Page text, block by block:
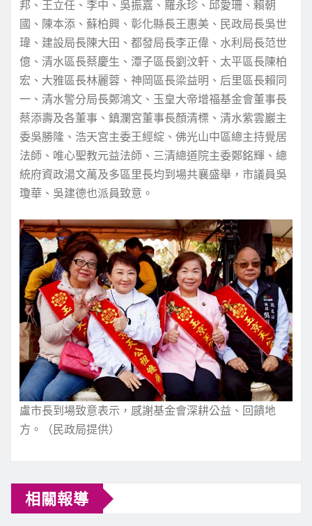
邦、王立任、李中、吳振嘉、羅永珍、邱愛珊、賴朝
國、陳本添、蘇柏興、彰化縣長王惠美、民政局長吳世
瑋、建設局長陳大田、都發局長李正偉、水利局長范世
億、清水區長蔡慶生、潭子區長劉汶軒、太平區長陳柏
宏、大雅區長林麗蓉、神岡區長梁益明、后里區長賴同
一、清水警分局長鄭鴻文、玉皇大帝增福基金會董事長
蔡添壽及各董事、鎮瀾宮董事長顏清標、清水紫雲巖主
委吳勝隆、浩天宮主委王經綻、佛光山中區總主持覺居
法師、唯心聖教元益法師、三清總道院主委鄭銘輝、總
統府資政湯文萬及多區里長均到場共襄盛舉，市議員吳
瓊華、吳建德也派員致意。
盧市長到場致意表示，感謝基金會深耕公益、回饋地
方。（民政局提供）
相關報導